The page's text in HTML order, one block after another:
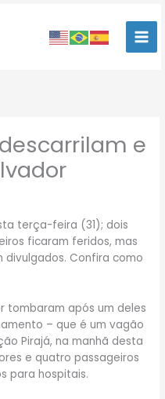
e
terça-feira (31); dois
ficaram feridos, mas
Confira como
tombaram após um deles
– que é um vagão
Pirajá, na manhã desta
e quatro passageiros
para hospitais.